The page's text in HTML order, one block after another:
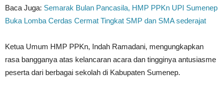
Baca Juga: Semarak Bulan Pancasila, HMP PPKn UPI Sumenep
Buka Lomba Cerdas Cermat Tingkat SMP dan SMA sederajat
Ketua Umum HMP PPKn, Indah Ramadani, mengungkapkan
rasa bangganya atas kelancaran acara dan tingginya antusiasme
peserta dari berbagai sekolah di Kabupaten Sumenep.